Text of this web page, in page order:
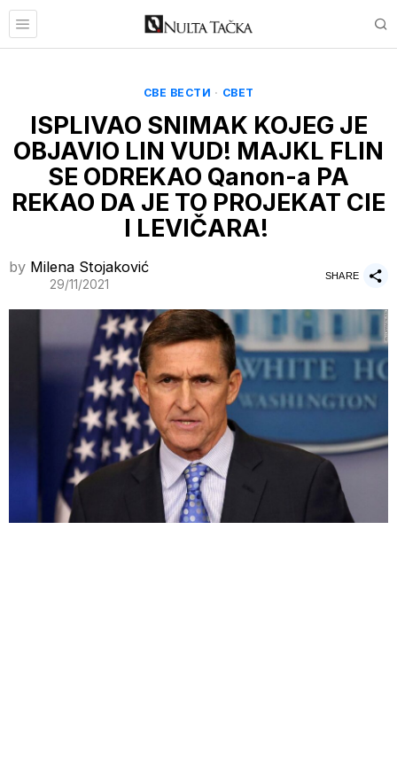
СВЕ ВЕСТИ · СВЕТ
ISPLIVAO SNIMAK KOJEG JE
OBJAVIO LIN VUD! MAJKL FLIN
SE ODREKAO Qanon-a PA
REKAO DA JE TO PROJEKAT CIE
I LEVIČARA!
by Milena Stojaković
29/11/2021
SHARE